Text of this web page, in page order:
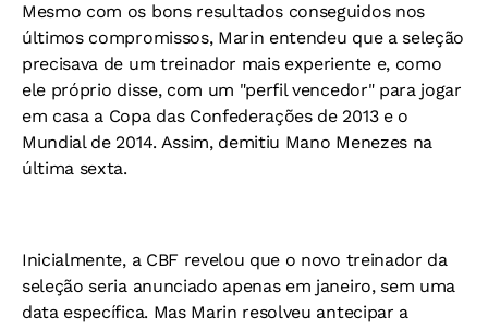
Mesmo com os bons resultados conseguidos nos
últimos compromissos, Marin entendeu que a seleção
precisava de um treinador mais experiente e, como
ele próprio disse, com um "perfil vencedor" para jogar
em casa a Copa das Confederações de 2013 e o
Mundial de 2014. Assim, demitiu Mano Menezes na
última sexta.
Inicialmente, a CBF revelou que o novo treinador da
seleção seria anunciado apenas em janeiro, sem uma
data específica. Mas Marin resolveu antecipar a